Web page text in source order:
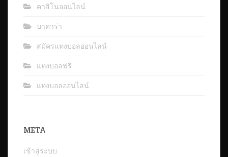
คาสิโนออนไลน์
บาคาร่า
สมัครแทงบอลออนไลน์
แทงบอลฟรี
แทงบอลออนไลน์
META
เข้าสู่ระบบ